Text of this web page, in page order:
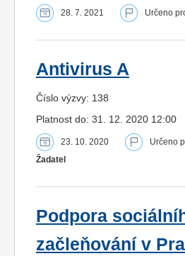
28. 7. 2021 Určeno
Antivirus A
Číslo výzvy: 138
Platnost do: 31. 12. 2020 12:00
23. 10. 2020 Určeno
Žadatel
Podpora
začleňování v